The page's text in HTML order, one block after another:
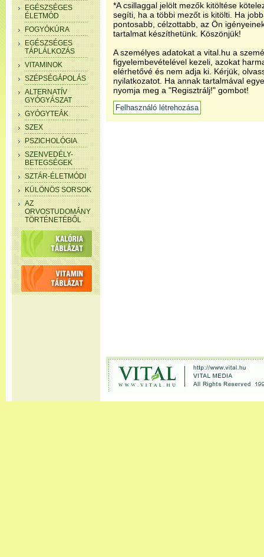
EGÉSZSÉGES
ÉLETMÓD
FOGYÓKÚRA
EGÉSZSÉGES
TÁPLÁLKOZÁS
VITAMINOK
SZÉPSÉGÁPOLÁS
ALTERNATÍV
GYÓGYÁSZAT
GYÓGYTEÁK
SZEX
PSZICHOLÓGIA
SZENVEDÉLY-
BETEGSÉGEK
SZTÁR-ÉLETMÓDI
KÜLÖNÖS SORSOK
AZ
ORVOSTUDOMÁNY
TÖRTÉNETÉBŐL
*A csillaggal jelölt mezők kitöltése
segíti, ha a többi mezőt is kitölti. Ha
pontosabb, célzottabb, az Ön
tartalmat készíthetünk. Köszönjük!
A személyes adatokat a vital.hu a
figyelembevételével kezeli, azokat
elérhetővé és nem adja ki. Kérjük,
nyilatkozatot. Ha annak tartalmával
nyomja meg a "Regisztrálj!" gombot!